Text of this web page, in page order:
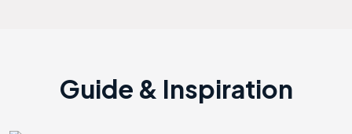
Guide & Inspiration